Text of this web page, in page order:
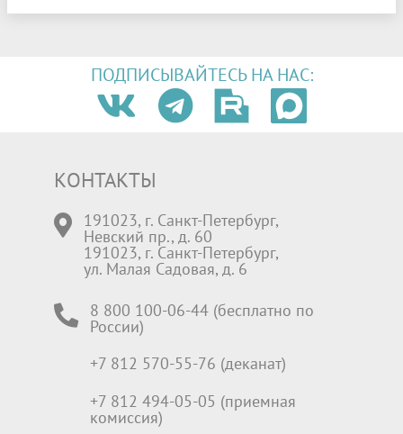
ПОДПИСЫВАЙТЕСЬ НА НАС:
КОНТАКТЫ
191023, г. Санкт-Петербург,
Невский пр., д. 60
191023, г. Санкт-Петербург,
ул. Малая Садовая, д. 6
8 800 100-06-44 (бесплатно по
России)
+7 812 570-55-76 (деканат)
+7 812 494-05-05 (приемная
комиссия)